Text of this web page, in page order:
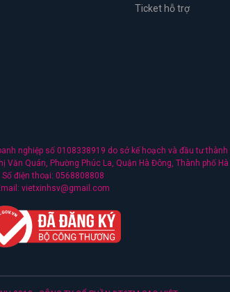
Ticket hỗ trợ
nghiệp số 0108338919 do sở kế hoạch và đầu tư
Quán, Phường Phúc La, Quận Hà Đông, Thành phố Hà
Số điện thoại: 0568808808
vietxinhsv@gmail.com